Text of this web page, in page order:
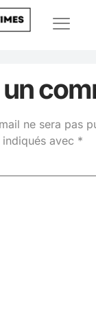
ne sera pas
avec *